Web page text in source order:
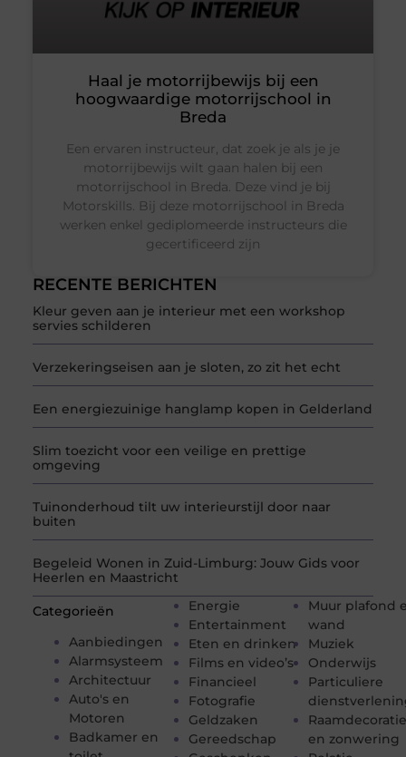
RECENTE BERICHTEN
Kleur geven aan je interieur met een workshop
servies schilderen
Verzekeringseisen aan je sloten, zo zit het echt
Een energiezuinige hanglamp kopen in Gelderland
Slim toezicht voor een veilige en prettige
omgeving
Tuinonderhoud tilt uw interieurstijl door naar
buiten
Begeleid Wonen in Zuid-Limburg: Jouw Gids voor
Heerlen en Maastricht
Categorieën
Aanbiedingen
Alarmsysteem
Architectuur
Auto's en
Motoren
Badkamer en
Energie
Entertainment
Eten en drinken
Films en video’s
Financieel
Fotografie
Geldzaken
Gereedschap
Muur plafond
wand
Muziek
Onderwijs
Particuliere
en zonwering
Haal je motorrijbewijs bij een
hoogwaardige motorrijschool in
Breda
Een ervaren instructeur, dat zoek je als je je
motorrijbewijs wilt gaan halen bij een
motorrijschool in Breda. Deze vind je bij
Motorskills. Bij deze motorrijschool in Breda
werken enkel gediplomeerde instructeurs die
gecertificeerd zijn